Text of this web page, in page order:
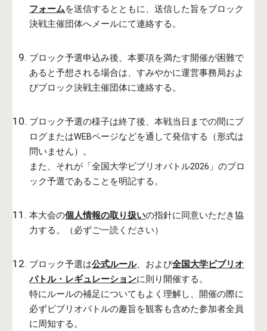
フォームを送信するとともに、送信した旨をブロック
決戦主催団体へメールにて連絡する。
ブロック予選申込み後、本要項を満たす開催が困難で
あると予想される場合は、すみやかに運営事務局およ
びブロック決戦主催団体に連絡する。
ブロック予選の様子は終了後、本戦当日までの間にブ
ログまたはWEBページなどを通して発信する（形式は
問いません）。
また、それが「全国大学ビブリオバトル2026」のブロ
ック予選であることを明記する。
本大会の個人情報の取り扱いの指針に同意いただき協
力する。（必ずご一読ください）
ブロック予選は公式ルール、および全国大学ビブリオ
バトル・レギュレーションに則り開催する。
特にルールの補足についてもよく理解し、開催の際に
必ずビブリオバトルの趣旨を観客も含めた参加者全員
に周知する。